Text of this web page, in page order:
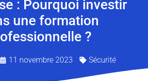
: Pourquoi investir
une formation
?
11 novembre 2023 Sécurité